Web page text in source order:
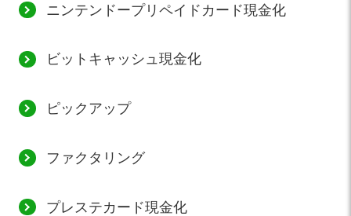
ニンテンドープリペイドカード現金化
ビットキャッシュ現金化
ピックアップ
ファクタリング
プレステカード現金化